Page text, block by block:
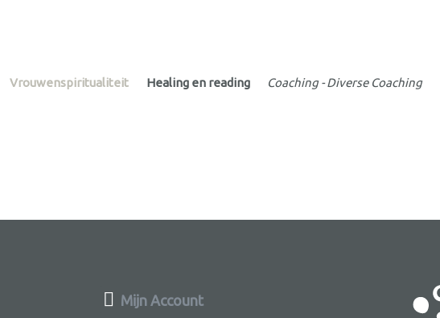
Vrouwenspiritualiteit Healing en reading Coaching - Diverse Coaching
Mijn Account